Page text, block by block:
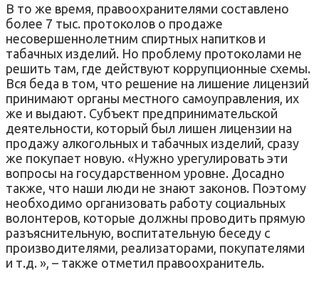
В то же время, правоохранителями составлено
более 7 тыс. протоколов о продаже
несовершеннолетним спиртных напитков и
табачных изделий. Но проблему протоколами не
решить там, где действуют коррупционные схемы.
Вся беда в том, что решение на лишение лицензий
принимают органы местного самоуправления, их
же и выдают. Субъект предпринимательской
деятельности, который был лишен лицензии на
продажу алкогольных и табачных изделий, сразу
же покупает новую. «Нужно урегулировать эти
вопросы на государственном уровне. Досадно
также, что наши люди не знают законов. Поэтому
необходимо организовать работу социальных
волонтеров, которые должны проводить прямую
разъяснительную, воспитательную беседу с
производителями, реализаторами, покупателями
и т.д. », – также отметил правоохранитель.